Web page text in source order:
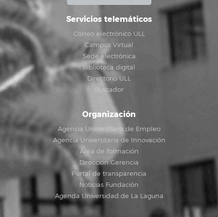
Servicios telemáticos
Correo electrónico ULL
Campus Virtual
Sede electrónica
Biblioteca digital
Directorio ULL
Buscador
Organización
Agencia Universitaria de Empleo
Agencia Universitaria de Innovación
Área de formación
Dirección Gerencia
Portal de transparencia
Noticias Fundación
Agenda Universidad de La Laguna